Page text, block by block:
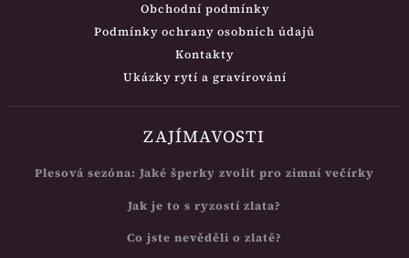
Obchodní podmínky
Podmínky ochrany osobních údajů
Kontakty
Ukázky rytí a gravírování
ZAJÍMAVOSTI
Plesová sezóna: Jaké šperky zvolit pro zimní večírky
Jak je to s ryzostí zlata?
Co jste nevěděli o zlatě?